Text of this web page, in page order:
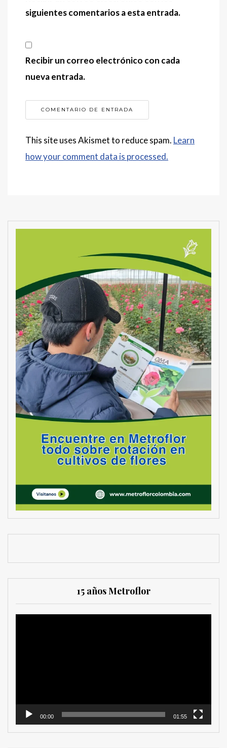
siguientes comentarios a esta entrada.
Recibir un correo electrónico con cada
nueva entrada.
This site uses Akismet to reduce spam. Learn
how your comment data is processed.
15 años Metroflor
00:00 01:55